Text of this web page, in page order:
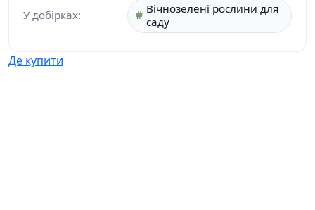
У добірках:
Вічнозелені рослини для
саду
Де купити